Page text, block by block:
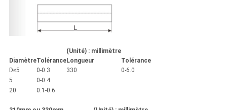
(Unité) : millimètre
DiamètreToléranceLongueur
Tolérance
D≤5
0-0.3 330
0-6.0
5
0-0.4
20
0.1-0.6